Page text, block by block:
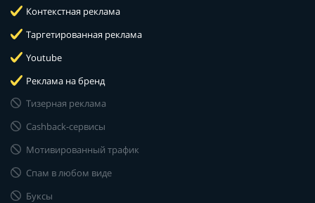
Контекстная реклама
Таргетированная реклама
Youtube
Реклама на бренд
Тизерная реклама
Cashback-сервисы
Мотивированный трафик
Спам в любом виде
Буксы